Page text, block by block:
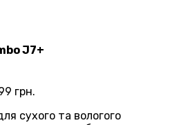
J7+
грн.
сухого та вологого